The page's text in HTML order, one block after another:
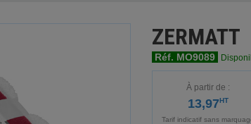
ZERMATT
Réf. MO9089
À partir de :
13,97HT
Tarif indicatif sans